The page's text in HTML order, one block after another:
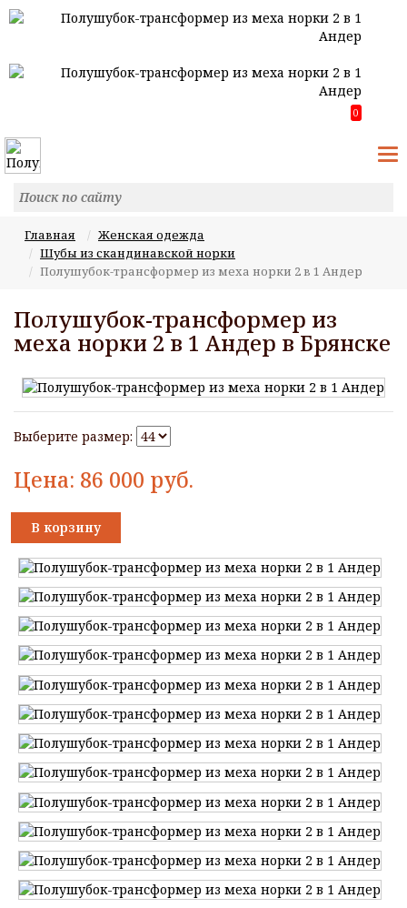
0
Главная
Женская одежда
Шубы из скандинавской норки
Полушубок-трансформер из меха норки 2 в 1 Андер
Полушубок-трансформер из
меха норки 2 в 1 Андер в Брянске
Выберите размер:
Цена: 86 000 руб.
В корзину